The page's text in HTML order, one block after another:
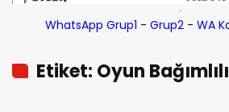
WhatsApp Grup1 - Grup2- WA
Etiket: Oyun